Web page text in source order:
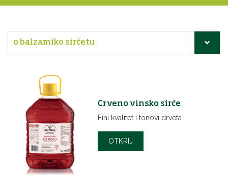
o balzamiko sirćetu
Crveno vinsko sirće
Fini kvalitet i tonovi drveta
OTKRIJ